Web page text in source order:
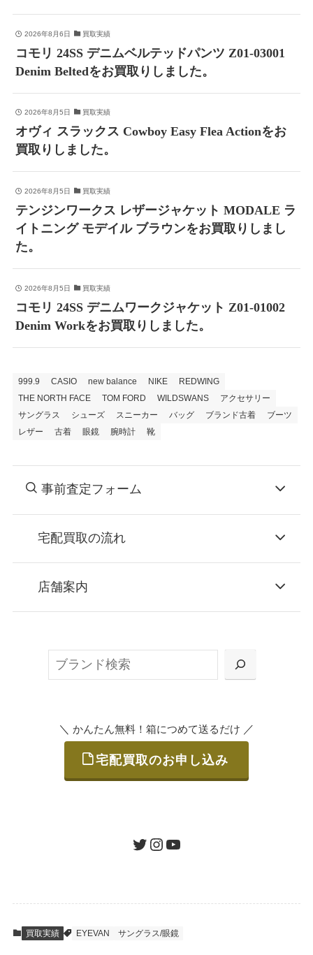
2026年8月6日 買取実績
コモリ 24SS デニムベルテッドパンツ Z01-03001
Denim Beltedをお買取りしました。
2026年8月5日 買取実績
オヴィ スラックス Cowboy Easy Flea Actionをお
買取りしました。
2026年8月5日 買取実績
テンジンワークス レザージャケット MODALE ラ
イトニング モデイル ブラウンをお買取りしまし
た。
2026年8月5日 買取実績
コモリ 24SS デニムワークジャケット Z01-01002
Denim Workをお買取りしました。
999.9 CASIO new balance NIKE
REDWING
THE NORTH FACE
TOM FORD WILDSWANS
アクセサリー
サングラス
シューズ スニーカー バッグ ブランド古着
ブーツ
レザー
古着 眼鏡 腕時計 靴
事前査定フォーム
宅配買取の流れ
お申込み
または梱包材不要の「集荷申込」からお選び
ご発送
査定結果のご承認 / 入金
店舗案内
＼ かんたん無料！箱につめて送るだけ ／
宅配買取のお申し込み
ツイッターインスタグラムユーチューブ
買取実績 EYEVAN サングラス/眼鏡